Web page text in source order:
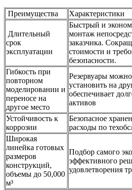
Преимущества Характеристики
Длительный
срок
эксплуатации
Быстрый и
монтаж
заказчика.
стоимости и
безопасности.
Гибкость при
повторном
моделировании и
переносе на
другое место
Резервуары
установить на
обеспечивает
активов
Устойчивость к
коррозии
Безопасное
расходы по
Широкая
линейка готовых
размеров
конструкций,
объемы до 50,000
м³
Подбор самого
эффективного
удовлетворения